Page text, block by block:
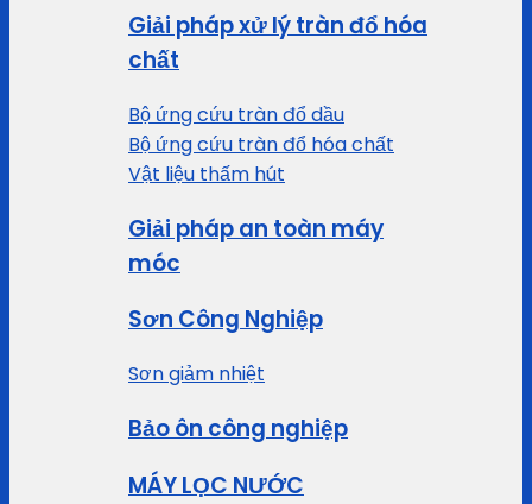
Giải pháp xử lý tràn đổ hóa
chất
Bộ ứng cứu tràn đổ dầu
Bộ ứng cứu tràn đổ hóa chất
Vật liệu thấm hút
Giải pháp an toàn máy
móc
Sơn Công Nghiệp
Sơn giảm nhiệt
Bảo ôn công nghiệp
MÁY LỌC NƯỚC